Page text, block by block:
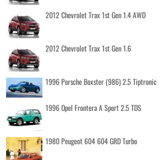
2012 Chevrolet Trax 1st Gen 1.4 AWD
2012 Chevrolet Trax 1st Gen 1.6
1996 Porsche Boxster (986) 2.5 Tiptronic
1996 Opel Frontera A Sport 2.5 TDS
1980 Peugeot 604 604 GRD Turbo